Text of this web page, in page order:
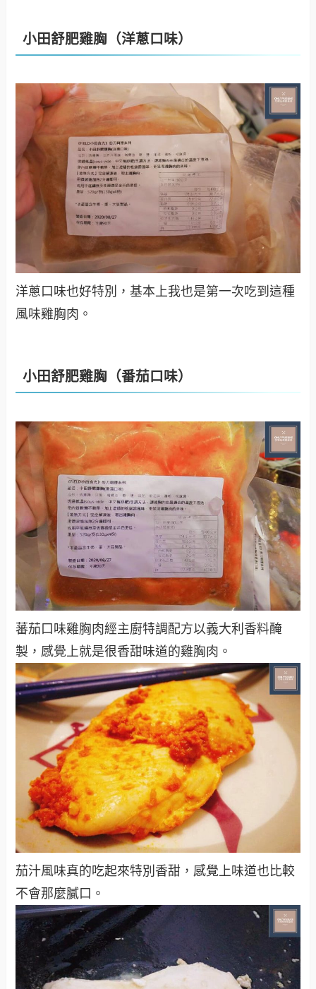
小田舒肥雞胸（洋蔥口味）
洋蔥口味也好特別，基本上我也是第一次吃到這種
風味雞胸肉。
小田舒肥雞胸（番茄口味）
蕃茄口味雞胸肉經主廚特調配方以義大利香料醃
製，感覺上就是很香甜味道的雞胸肉。
茄汁風味真的吃起來特別香甜，感覺上味道也比較
不會那麼膩口。